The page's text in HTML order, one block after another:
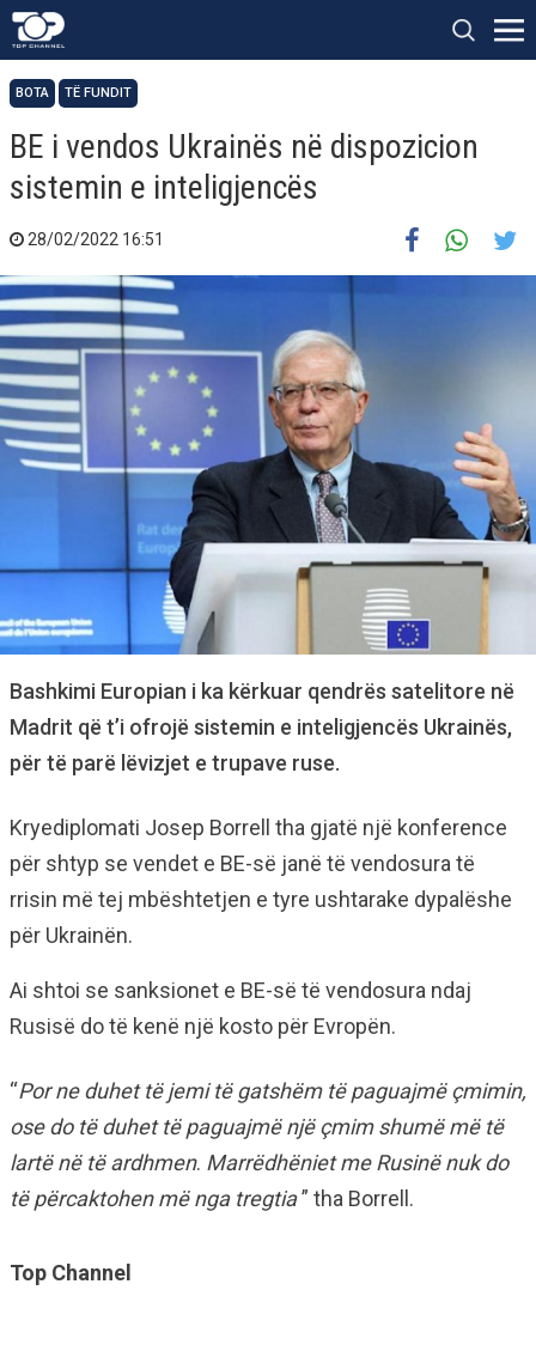
BOTA TË FUNDIT
BE i vendos Ukrainës në dispozicion
sistemin e inteligjencës
28/02/2022 16:51
Bashkimi Europian i ka kërkuar qendrës satelitore në
Madrit që t’i ofrojë sistemin e inteligjencës Ukrainës,
për të parë lëvizjet e trupave ruse.
Kryediplomati Josep Borrell tha gjatë një konference
për shtyp se vendet e BE-së janë të vendosura të
rrisin më tej mbështetjen e tyre ushtarake dypalëshe
për Ukrainën.
Ai shtoi se sanksionet e BE-së të vendosura ndaj
Rusisë do të kenë një kosto për Evropën.
“Por ne duhet të jemi të gatshëm të paguajmë çmimin,
ose do të duhet të paguajmë një çmim shumë më të
lartë në të ardhmen. Marrëdhëniet me Rusinë nuk do
të përcaktohen më nga tregtia” tha Borrell.
Top Channel